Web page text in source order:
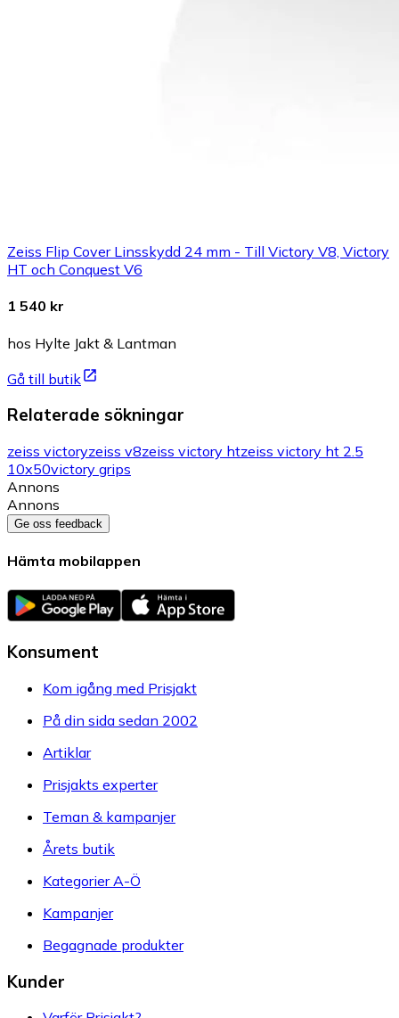
Zeiss Flip Cover Linsskydd 24 mm - Till Victory V8, Victory
HT och Conquest V6
1 540 kr
hos Hylte Jakt & Lantman
Gå till butik
Relaterade sökningar
zeiss victoryzeiss v8zeiss victory htzeiss victory ht 2.5
10x50victory grips
Annons
Annons
Ge oss feedback
Hämta mobilappen
Konsument
Kom igång med Prisjakt
På din sida sedan 2002
Artiklar
Prisjakts experter
Teman & kampanjer
Årets butik
Kategorier A-Ö
Kampanjer
Begagnade produkter
Kunder